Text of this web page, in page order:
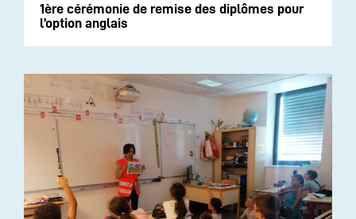
1ère cérémonie de remise des diplômes pour
l’option anglais